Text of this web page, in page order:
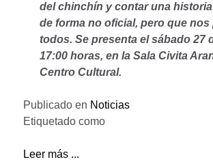
del chinchín y contar una
de forma no oficial, pero que nos
todos. Se presenta el sábado 27
17:00 horas, en la Sala Civita
Centro Cultural.
Publicado en Noticias
Etiquetado como
Leer más ...